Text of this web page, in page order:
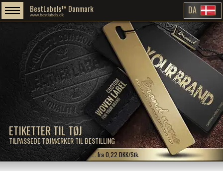
ETIKETTER TIL TØJ
TILPASSEDE TØJMÆRKER TIL BESTILLING
BestLabels™ Danmark
www.bestlabels.dk DA
... fra 0,22 DKK/Stk.